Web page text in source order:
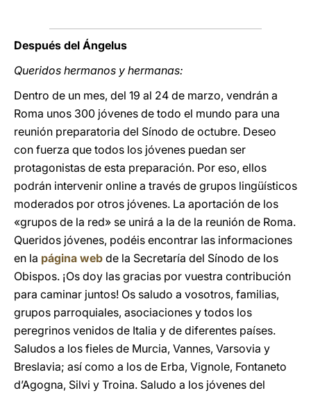
Después del Ángelus
Queridos hermanos y hermanas:
Dentro de un mes, del 19 al 24 de marzo, vendrán a
Roma unos 300 jóvenes de todo el mundo para una
reunión preparatoria del Sínodo de octubre. Deseo
con fuerza que todos los jóvenes puedan ser
protagonistas de esta preparación. Por eso, ellos
podrán intervenir online a través de grupos lingüísticos
moderados por otros jóvenes. La aportación de los
«grupos de la red» se unirá a la de la reunión de Roma.
Queridos jóvenes, podéis encontrar las informaciones
en la página web de la Secretaría del Sínodo de los
Obispos. ¡Os doy las gracias por vuestra contribución
para caminar juntos! Os saludo a vosotros, familias,
grupos parroquiales, asociaciones y todos los
peregrinos venidos de Italia y de diferentes países.
Saludos a los fieles de Murcia, Vannes, Varsovia y
Breslavia; así como a los de Erba, Vignole, Fontaneto
d’Agogna, Silvi y Troina. Saludo a los jóvenes del